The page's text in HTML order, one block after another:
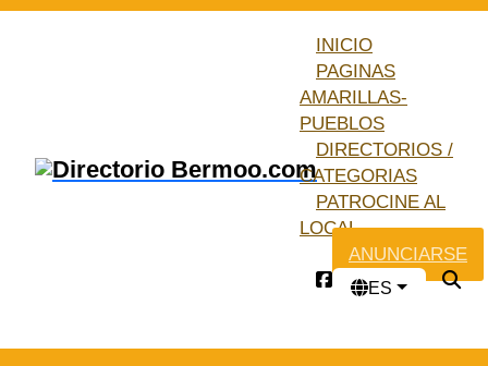
INICIO
PAGINAS
AMARILLAS-
PUEBLOS
DIRECTORIOS /
CATEGORIAS
PATROCINE AL
LOCAL
ANUNCIARSE
ES